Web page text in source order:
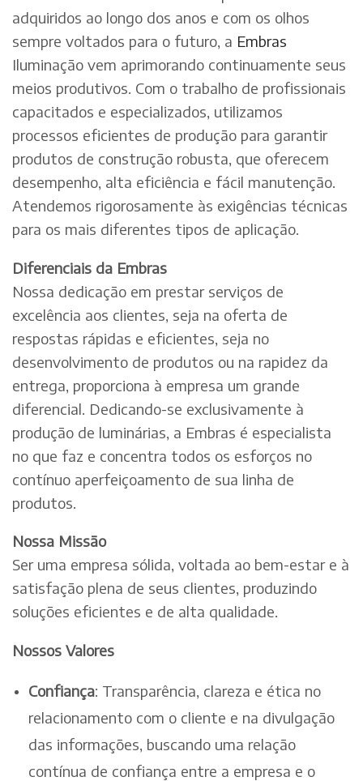
adquiridos ao longo dos anos e com os olhos
sempre voltados para o futuro, a Embras
Iluminação vem aprimorando continuamente seus
meios produtivos. Com o trabalho de profissionais
capacitados e especializados, utilizamos
processos eficientes de produção para garantir
produtos de construção robusta, que oferecem
desempenho, alta eficiência e fácil manutenção.
Atendemos rigorosamente às exigências técnicas
para os mais diferentes tipos de aplicação.
Diferenciais da Embras
Nossa dedicação em prestar serviços de
excelência aos clientes, seja na oferta de
respostas rápidas e eficientes, seja no
desenvolvimento de produtos ou na rapidez da
entrega, proporciona à empresa um grande
diferencial. Dedicando-se exclusivamente à
produção de luminárias, a Embras é especialista
no que faz e concentra todos os esforços no
contínuo aperfeiçoamento de sua linha de
produtos.
Nossa Missão
Ser uma empresa sólida, voltada ao bem-estar e à
satisfação plena de seus clientes, produzindo
soluções eficientes e de alta qualidade.
Nossos Valores
Confiança: Transparência, clareza e ética no
relacionamento com o cliente e na divulgação
das informações, buscando uma relação
contínua de confiança entre a empresa e o